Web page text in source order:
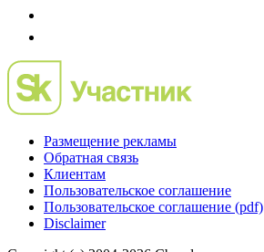
Размещение рекламы
Обратная связь
Клиентам
Пользовательское соглашение
Пользовательское соглашение (pdf)
Disclaimer